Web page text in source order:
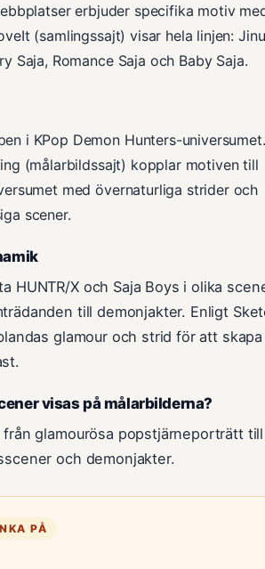
erbjuder specifika motiv
(samlingssajt) visar hela linjen:
Saja, Romance Saja och Baby Saja.
i KPop Demon Hunters-universumet.
(målarbildssajt) kopplar motiven till
med övernaturliga strider och
scener.
HUNTR/X och Saja Boys i olika
till demonjakter. Enligt
glamour och strid för att
visas på målarbilderna?
glamourösa popstjärneporträtt till
och demonjakter.
PÅ